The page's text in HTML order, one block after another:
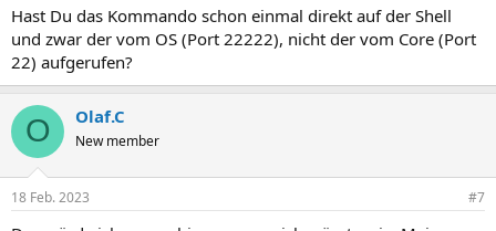
Hast Du das Kommando schon einmal direkt auf der Shell
und zwar der vom OS (Port 22222), nicht der vom Core (Port
22) aufgerufen?
O Olaf.C
New member
18 Feb. 2023 #7